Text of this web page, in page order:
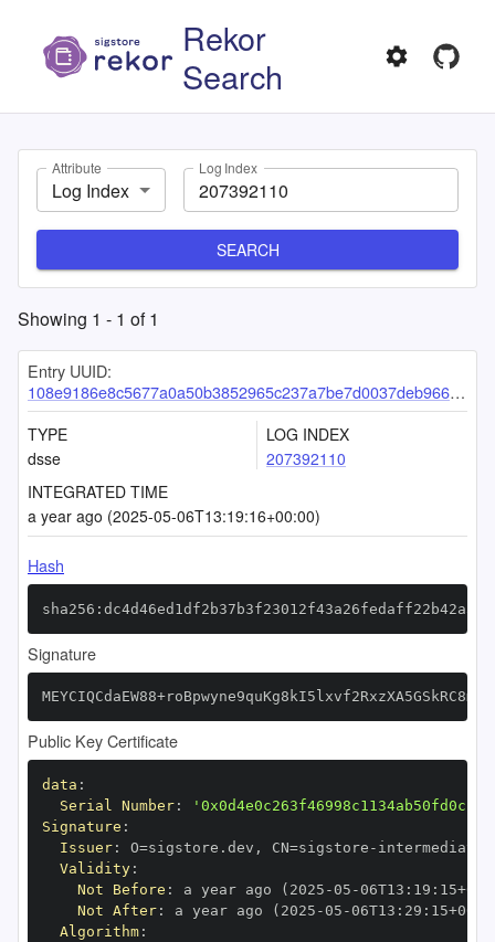
Rekor
Search
Attribute
Log Index
Log Index
SEARCH
Showing 1 - 1 of1
Entry UUID:
108e9186e8c5677a0a50b3852965c237a7be7d0037deb96609f389114fac218aa93882aaeb5b58fe
TYPE
dsse
LOG INDEX
207392110
INTEGRATED TIME
a year ago (2025-05-06T13:19:16+00:00)
Hash
Signature
Public Key Certificate
data :
Serial Number:
Signature :
Issuer: O=sigstore.dev , CN=sigstore -
Validity:
Not Before : a year ago (2025 -05 -06T13 : 19 : 15+00
Not After: a year ago (2025 -05 -06T13 : 29 : 15+00
Algorithm: